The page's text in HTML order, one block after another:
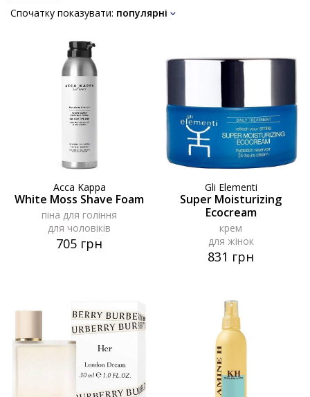
Спочатку показувати: популярні
Acca Kappa
White Moss Shave Foam
піна для гоління
для чоловіків
705 грн
Gli Elementi
Super Moisturizing
Ecocream
крем
для жінок
831 грн